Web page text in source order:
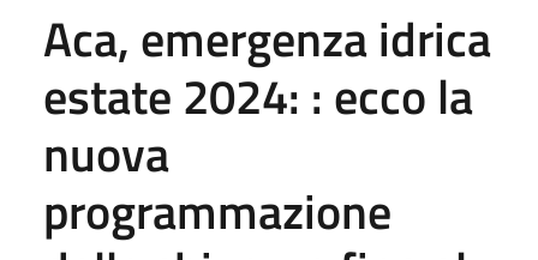
Aca, emergenza idrica
estate 2024: : ecco la
nuova
programmazione